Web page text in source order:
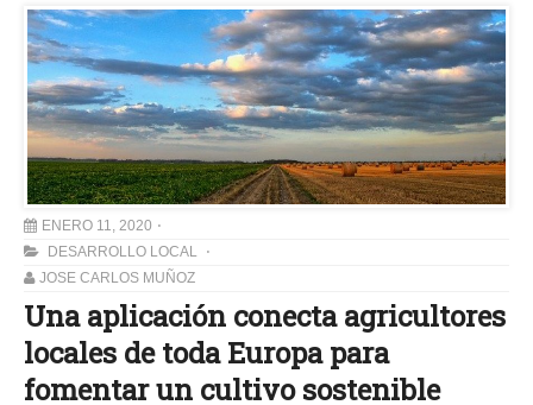
ENERO 11, 2020
DESARROLLO LOCAL
JOSE CARLOS MUÑOZ
Una aplicación conecta agricultores
locales de toda Europa para
fomentar un cultivo sostenible